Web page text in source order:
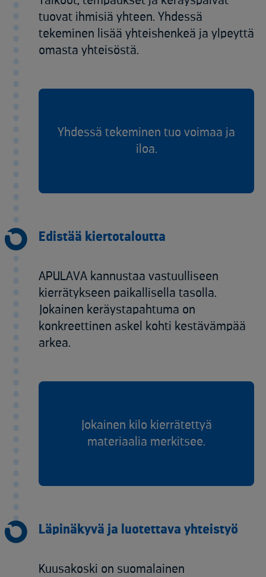
tuovat ihmisiä yhteen. Yhdessä
tekeminen lisää yhteishenkeä ja ylpeyttä
omasta yhteisöstä.
Yhdessä tekeminen tuo voimaa ja
iloa.
Edistää kiertotaloutta
APULAVA kannustaa vastuulliseen
kierrätykseen paikallisella tasolla.
Jokainen keräystapahtuma on
konkreettinen askel kohti kestävämpää
arkea.
Jokainen kilo kierrätettyä
materiaalia merkitsee.
Läpinäkyvä ja luotettava yhteistyö
Kuusakoski on suomalainen